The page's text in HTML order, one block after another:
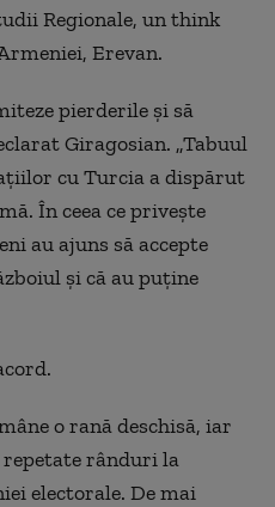
Regionale, un think
Erevan.
pierderile și să
Giragosian. „Tabuul
cu Turcia a dispărut
În ceea ce privește
au ajuns să accepte
și că au puține
o rană deschisă, iar
rânduri la
electorale. De mai